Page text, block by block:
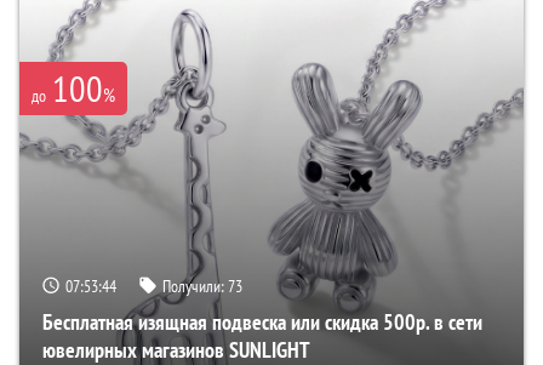
до 100%
07:53:43 Получили:73
Бесплатная изящная подвеска или скидка 500р. в сети
ювелирных магазинов SUNLIGHT